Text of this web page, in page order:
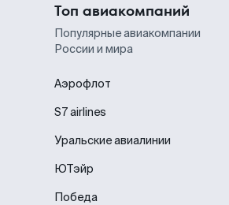
Топ авиакомпаний
Популярные авиакомпании
России и мира
Аэрофлот
S7 airlines
Уральские авиалинии
ЮТэйр
Победа